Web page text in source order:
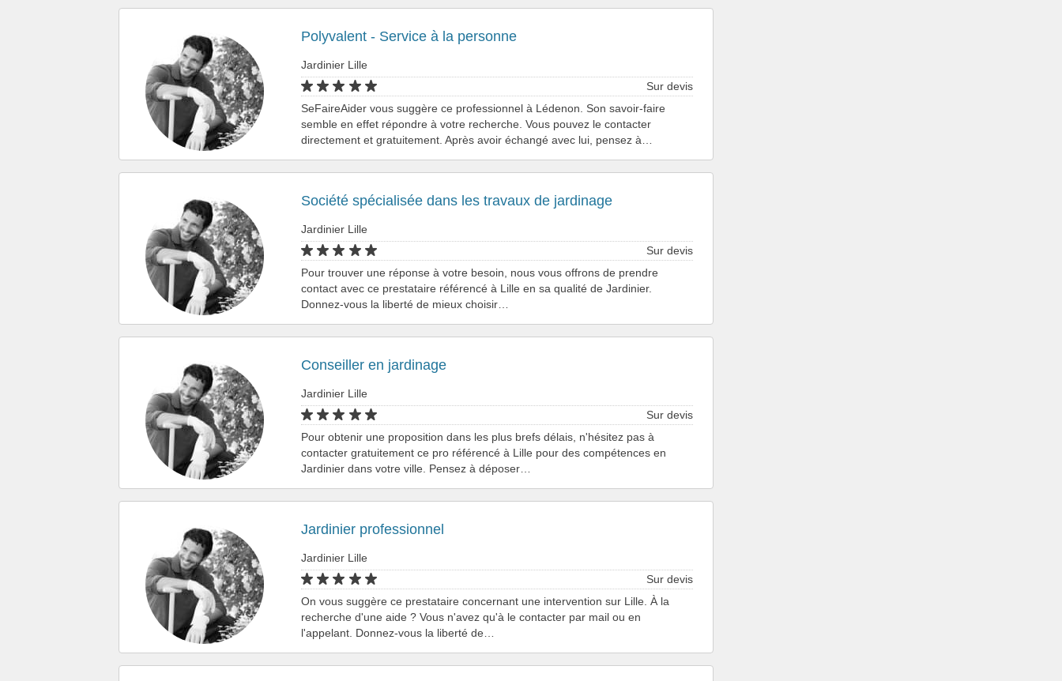
Polyvalent - Service à la personne
Jardinier Lille
Sur devis
SeFaireAider vous suggère ce professionnel à Lédenon. Son savoir-faire
semble en effet répondre à votre recherche. Vous pouvez le contacter
directement et gratuitement. Après avoir échangé avec lui, pensez à…
Société spécialisée dans les travaux de jardinage
Jardinier Lille
Sur devis
Pour trouver une réponse à votre besoin, nous vous offrons de prendre
contact avec ce prestataire référencé à Lille en sa qualité de Jardinier.
Donnez-vous la liberté de mieux choisir…
Conseiller en jardinage
Jardinier Lille
Sur devis
Pour obtenir une proposition dans les plus brefs délais, n'hésitez pas à
contacter gratuitement ce pro référencé à Lille pour des compétences en
Jardinier dans votre ville. Pensez à déposer…
Jardinier professionnel
Jardinier Lille
Sur devis
On vous suggère ce prestataire concernant une intervention sur Lille. À la
recherche d'une aide ? Vous n'avez qu'à le contacter par mail ou en
l'appelant. Donnez-vous la liberté de…